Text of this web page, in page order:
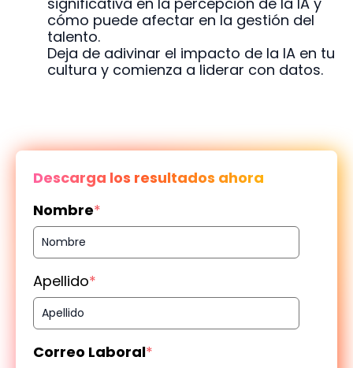
cómo puede afectar en la gestión del
talento.
Deja de adivinar el impacto de la IA en tu
cultura y comienza a liderar con datos.
Descarga los resultados ahora
Nombre*
Apellido*
Correo Laboral*